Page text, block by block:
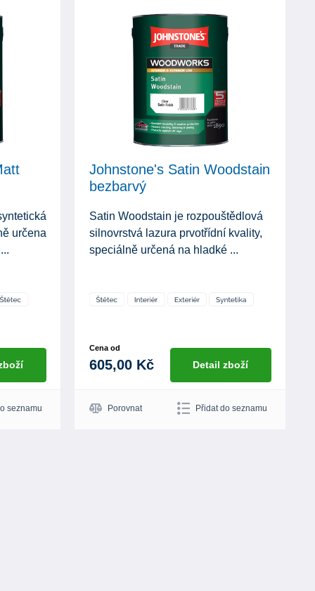
určena
seznamu
Johnstone's Satin Woodstain
bezbarvý
Satin Woodstain je rozpouštědlová
silnovrstvá lazura prvotřídní kvality,
speciálně určená na hladké ...
Cena od
605,00 Kč Detail zboží
Porovnat Přidat do seznamu